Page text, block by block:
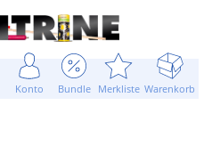
Konto Bundle Merkliste Warenkorb